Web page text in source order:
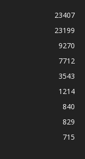
23407
23199
9270
7712
3543
1214
840
829
715